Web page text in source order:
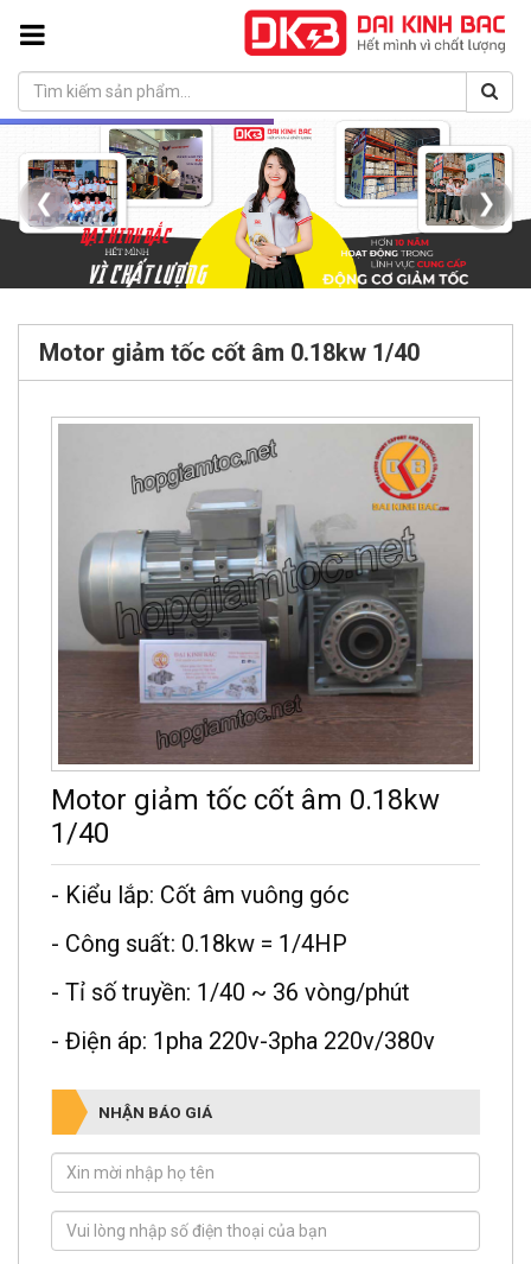
❮ ❯
Motor giảm tốc cốt âm 0.18kw 1/40
Motor giảm tốc cốt âm 0.18kw
1/40
- Kiểu lắp: Cốt âm vuông góc
- Công suất: 0.18kw = 1/4HP
- Tỉ số truyền: 1/40 ~ 36 vòng/phút
- Điện áp: 1pha 220v-3pha 220v/380v
NHẬN BÁO GIÁ